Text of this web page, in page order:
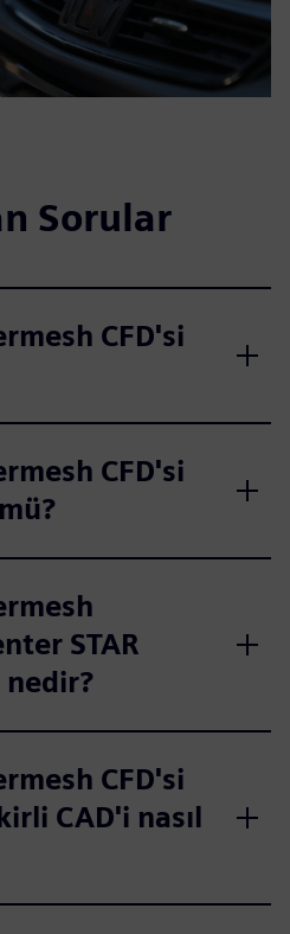
Sorular
CFD'si
CFD'si
STAR
nedir?
CFD'si
CAD'i nasıl